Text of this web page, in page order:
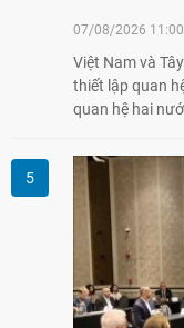
07/08/2026 11:00
Việt Nam và
thiết lập quan
quan hệ hai
nhân dân có
xã hội, tăng
dân hai nước.